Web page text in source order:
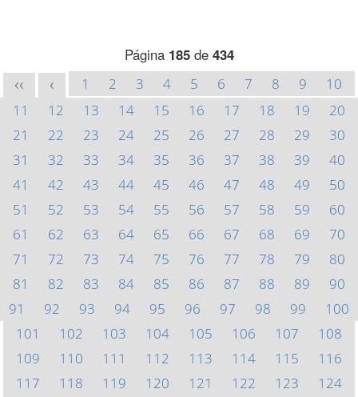
Página 185de 434
<< < 1 2 3 4 5 6 7 8 9
10
11
12 13 14 15 16 17 18 19
20
21
22 23 24 25 26 27 28 29
30
31
32 33 34 35 36 37 38 39
40
41
42 43 44 45 46 47 48 49
50
51
52 53 54 55 56 57 58 59
60
61
62 63 64 65 66 67 68 69
70
71
72 73 74 75 76 77 78 79
80
81
82 83 84 85 86 87 88 89
90
91
92 93 94 95 96 97 98 99
100
101
102 103 104 105 106 107
108
109
110 111 112 113 114 115
116
117
118 119 120 121 122 123
124